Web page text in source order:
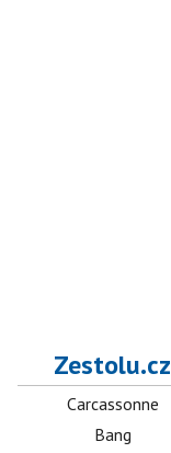
Zestolu.cz
Carcassonne
Bang